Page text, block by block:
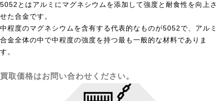
採用情報
TEL:
お問い合わせ
5052とはアルミにマグネシウムを添加して強度と耐食性を向上さ
せた合金です。
中程度のマグネシウムを含有する代表的なものが5052で、アルミ
合金全体の中で中程度の強度を持つ最も一般的な材料でありま
す。
買取価格はお問い合わせください。